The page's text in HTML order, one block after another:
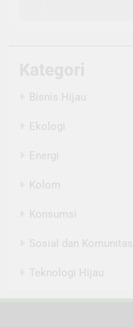
Bisnis Hijau
Ekologi
Energi
Kolom
Konsumsi
Sosial dan Komunitas
Teknologi Hijau